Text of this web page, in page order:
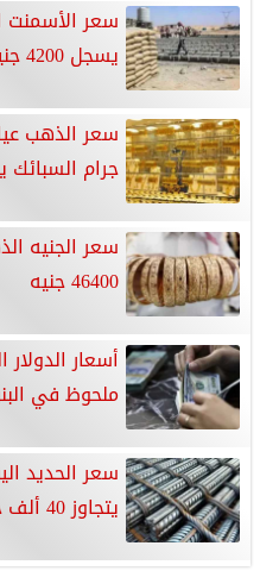
يسجل 4200 جنيه واستقرار الأسواق
جرام السبائك يسجل
سعر الجنيه
46400 جنيه
ملحوظ في
يتجاوز 40 ألف جنيه للمستهلك